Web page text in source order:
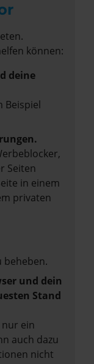
können:
deine
Beispiel
Seiten
in einem
privaten
beheben.
und dein
Stand
ein
auch dazu
nicht